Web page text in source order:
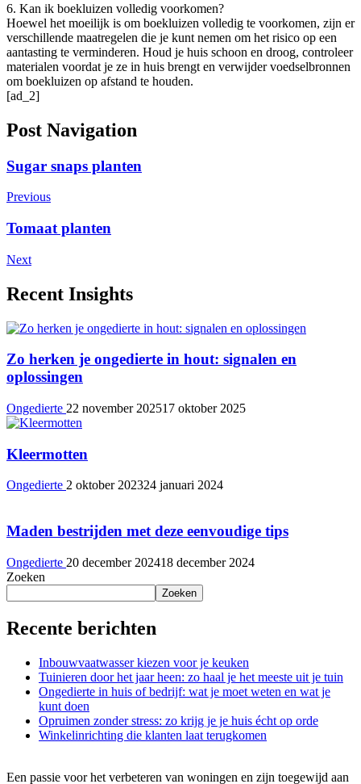
6. Kan ik boekluizen volledig voorkomen?
Hoewel het moeilijk is om boekluizen volledig te voorkomen, zijn er
verschillende maatregelen die je kunt nemen om het risico op een
aantasting te verminderen. Houd je huis schoon en droog, controleer
materialen voordat je ze in huis brengt en verwijder voedselbronnen
om boekluizen op afstand te houden.
[ad_2]
Post Navigation
Sugar snaps planten
Previous
Tomaat planten
Next
Recent Insights
Zo herken je ongedierte in hout: signalen en
oplossingen
Ongedierte 22 november 202517 oktober 2025
Kleermotten
Ongedierte 2 oktober 202324 januari 2024
Maden bestrijden met deze eenvoudige tips
Ongedierte 20 december 202418 december 2024
Zoeken
Zoeken
Recente berichten
Inbouwvaatwasser kiezen voor je keuken
Tuinieren door het jaar heen: zo haal je het meeste uit je tuin
Ongedierte in huis of bedrijf: wat je moet weten en wat je
kunt doen
Opruimen zonder stress: zo krijg je je huis écht op orde
Winkelinrichting die klanten laat terugkomen
Een passie voor het verbeteren van woningen en zijn toegewijd aan